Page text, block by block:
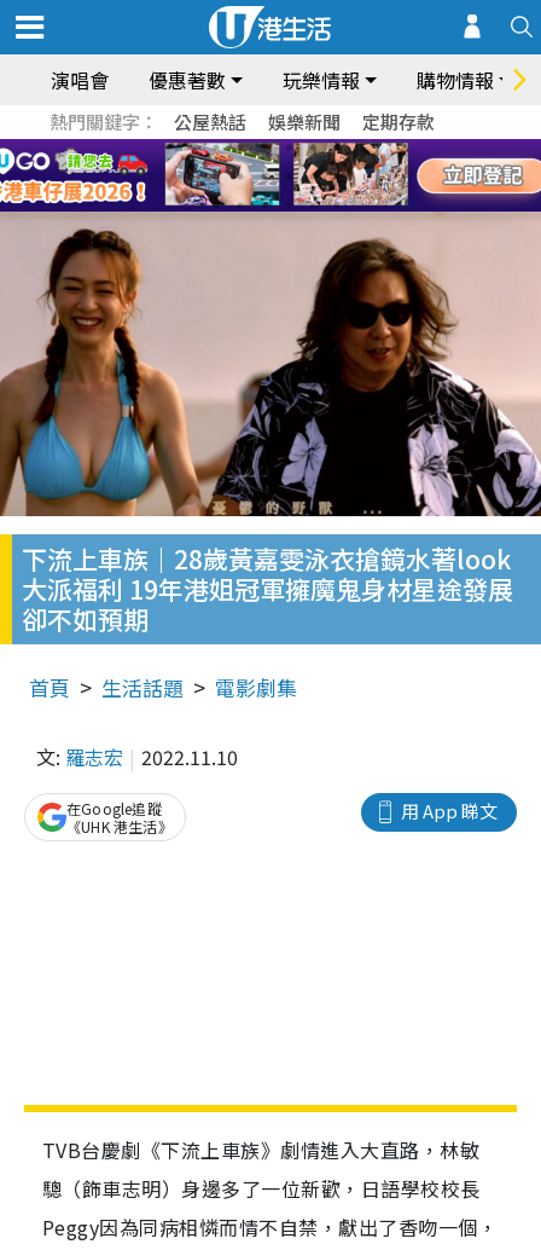
演唱會 優惠著數 玩樂情報 購物情報
熱門關鍵字： 公屋熱話 娛樂新聞 定期存款
下流上車族｜28歲黃嘉雯泳衣搶鏡水著look
大派福利 19年港姐冠軍擁魔鬼身材星途發展
卻不如預期
首頁 生活話題 電影劇集
文: 羅志宏 2022.11.10
用 App 睇文
在Google追蹤
《UHK 港生活》
TVB台慶劇《下流上車族》劇情進入大直路，林敏
驄（飾車志明）身邊多了一位新歡，日語學校校長
Peggy因為同病相憐而情不自禁，獻出了香吻一個，